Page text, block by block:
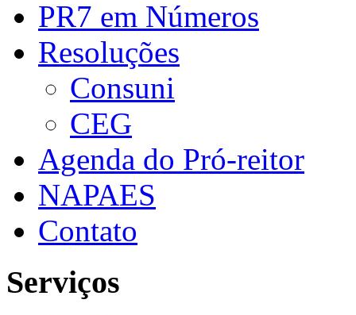
PR7 em Números
Resoluções
Consuni
CEG
Agenda do Pró-reitor
NAPAES
Contato
Serviços